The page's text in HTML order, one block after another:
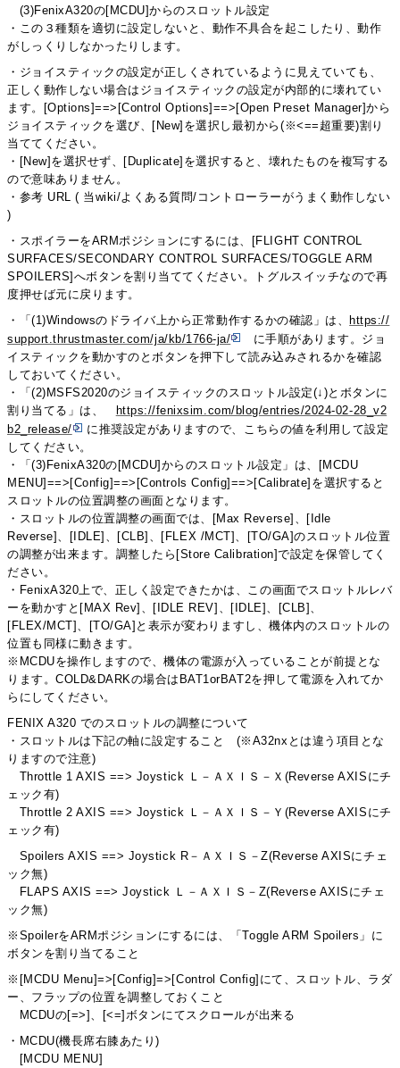
(3)FenixA320の[MCDU]からのスロットル設定
・この３種類を適切に設定しないと、動作不具合を起こしたり、動作
がしっくりしなかったりします。
・ジョイスティックの設定が正しくされているように見えていても、
正しく動作しない場合はジョイスティックの設定が内部的に壊れてい
ます。[Options]==>[Control Options]==>[Open Preset Manager]から
ジョイスティックを選び、[New]を選択し最初から(※<==超重要)割り
当ててください。
・[New]を選択せず、[Duplicate]を選択すると、壊れたものを複写する
ので意味ありません。
・参考 URL ( 当wiki/よくある質問/コントローラーがうまく動作しない
)
・スポイラーをARMポジションにするには、[FLIGHT CONTROL
SURFACES/SECONDARY CONTROL SURFACES/TOGGLE ARM
SPOILERS]へボタンを割り当ててください。トグルスイッチなので再
度押せば元に戻ります。
・「(1)Windowsのドライバ上から正常動作するかの確認」は、
https://
support.thrustmaster.com/ja/kb/1766-ja/
に手順があります。ジョ
イスティックを動かすのとボタンを押下して読み込みされるかを確認
しておいてください。
・「(2)MSFS2020のジョイスティックのスロットル設定(↓)とボタンに
割り当てる」は、
https://fenixsim.com/blog/entries/2024-02-28_v2
b2_release/
に推奨設定がありますので、こちらの値を利用して設定
してください。
・「(3)FenixA320の[MCDU]からのスロットル設定」は、[MCDU
MENU]==>[Config]==>[Controls Config]==>[Calibrate]を選択すると
スロットルの位置調整の画面となります。
・スロットルの位置調整の画面では、[Max Reverse]、[Idle
Reverse]、[IDLE]、[CLB]、[FLEX /MCT]、[TO/GA]のスロットル位置
の調整が出来ます。調整したら[Store Calibration]で設定を保管してく
ださい。
・FenixA320上で、正しく設定できたかは、この画面でスロットルレバ
ーを動かすと[MAX Rev]、[IDLE REV]、[IDLE]、[CLB]、
[FLEX/MCT]、[TO/GA]と表示が変わりますし、機体内のスロットルの
位置も同様に動きます。
※MCDUを操作しますので、機体の電源が入っていることが前提とな
ります。COLD&DARKの場合はBAT1orBAT2を押して電源を入れてか
らにしてください。
FENIX A320 でのスロットルの調整について
・スロットルは下記の軸に設定すること (※A32nxとは違う項目とな
りますので注意)
Throttle 1 AXIS ==> Joystick Ｌ－ＡＸＩＳ－Ｘ(Reverse AXISにチ
ェック有)
Throttle 2 AXIS ==> Joystick Ｌ－ＡＸＩＳ－Ｙ(Reverse AXISにチ
ェック有)
Spoilers AXIS ==> Joystick R－ＡＸＩＳ－Z(Reverse AXISにチェ
ック無)
FLAPS AXIS ==> Joystick Ｌ－ＡＸＩＳ－Z(Reverse AXISにチェ
ック無)
※SpoilerをARMポジションにするには、「Toggle ARM Spoilers」に
ボタンを割り当てること
※[MCDU Menu]=>[Config]=>[Control Config]にて、スロットル、ラダ
ー、フラップの位置を調整しておくこと
MCDUの[=>]、[<=]ボタンにてスクロールが出来る
・MCDU(機長席右膝あたり)
[MCDU MENU]